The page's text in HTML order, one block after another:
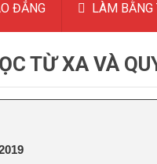
ĐẲNG LÀM BẰNG
TỪ XA VÀ